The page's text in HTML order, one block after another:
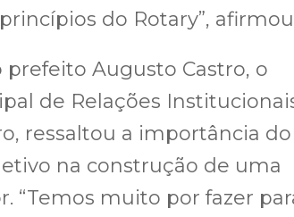
do Rotary”,
prefeito Augusto Castro, o
de Relações
ressaltou a importância do
na construção de uma
“Temos muito por fazer